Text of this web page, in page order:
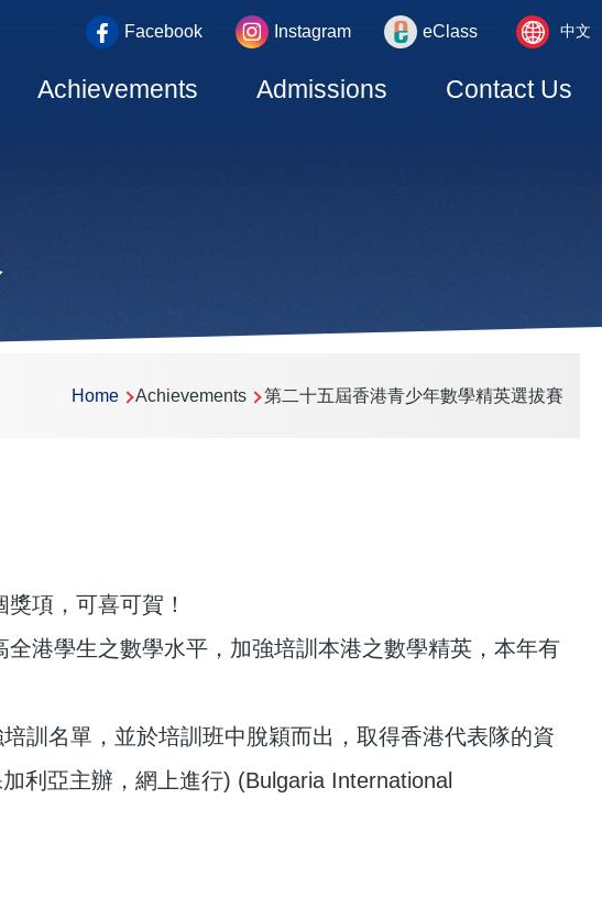
top_area
Facebook Instagram eClass
Language
switcher
中文
Achievements Admissions Contact Us
Home Achievements 第二十五屆香港青少年數學精英選拔賽
項，可喜可賀！
港學生之數學水平，加強培訓本港之數學精英，本年有
訓名單，並於培訓班中脫穎而出，取得香港代表隊的資
利亞主辦，網上進行) (Bulgaria International